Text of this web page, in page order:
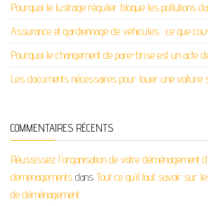
Pourquoi le lustrage régulier bloque les pollutions
Assurance et gardiennage de véhicules : ce que
Pourquoi le changement de pare-brise est un acte
Les documents nécessaires pour louer une voiture
COMMENTAIRES RÉCENTS
Réussissez l'organisation de votre déménagement
déménagements dans Tout ce qu’il faut savoir sur
de déménagement